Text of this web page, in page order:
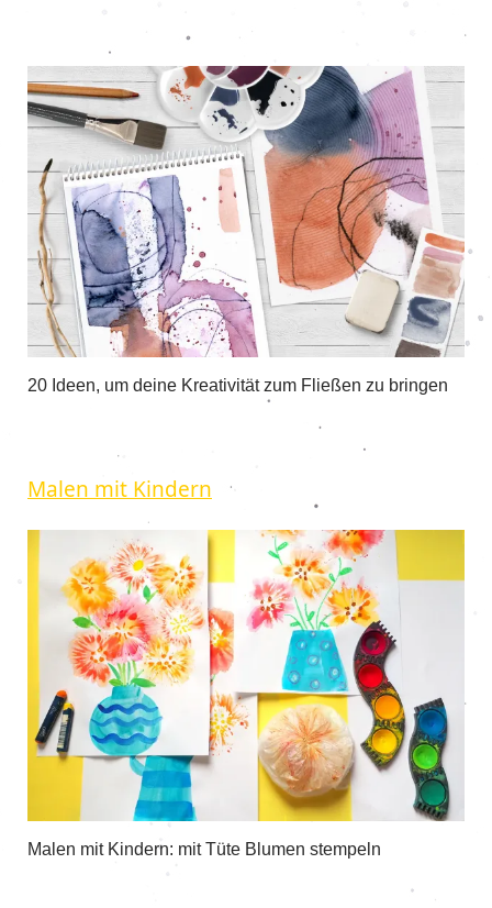
20 Ideen, um deine Kreativität zum Fließen zu bringen
Malen mit Kindern
Malen mit Kindern: mit Tüte Blumen stempeln